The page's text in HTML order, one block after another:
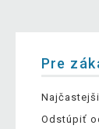
Pre
Odstúpiť